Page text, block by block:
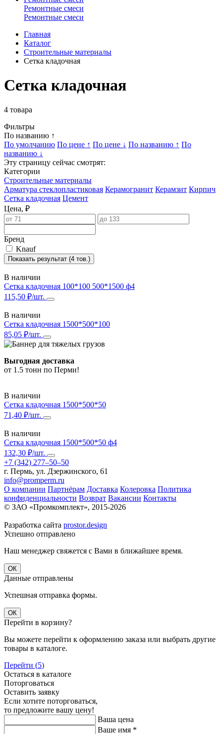
Ремонтные смеси
Ремонтные смеси
Главная
Каталог
Строительные материалы
Сетка кладочная
Сетка кладочная
4 товара
Фильтры
По названию ↑
По умолчанию По цене ↑ По цене ↓ По названию ↑ По
названию ↓
Эту страницу сейчас смотрят:
Категории
Строительные материалы
Арматура стеклопластиковая Керамогранит Керамзит Кирпич
Сетка кладочная Цемент
Цена, ₽
Бренд
Knauf
Показать результат (4 тов.)
В наличии
Сетка кладочная 100*100 500*1500 ф4
115,50 ₽/шт.
В наличии
Сетка кладочная 1500*500*100
85,05 ₽/шт.
Выгодная доставка
от 1.5 тонн по Перми!
В наличии
Сетка кладочная 1500*500*50
71,40 ₽/шт.
В наличии
Сетка кладочная 1500*500*50 ф4
132,30 ₽/шт.
+7 (342) 277‒50‒50
г. Пермь, ул. Дзержинского, 61
info@promperm.ru
О компании Партнёрам Доставка Колеровка Политика
конфиденциальности Возврат Вакансии Контакты
© ЗАО «Промкомплект», 2015-2026
Разработка сайта prostor.design
Успешно отправлено
Наш менеджер свяжется с Вами в ближайшее время.
ОК
Данные отправлены
Успешная отправка формы.
ОК
Перейти в корзину?
Вы можете перейти к оформлению заказа или выбрать другие
товары в каталоге.
Перейти (5)
Остаться в каталоге
Поторговаться
Оставить заявку
Если хотите поторговаться,
то предложите вашу цену!
Ваша цена
Ваше имя *